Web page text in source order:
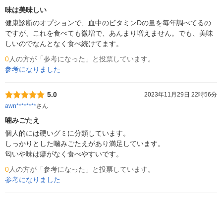
味は美味しい
健康診断のオプションで、血中のビタミンDの量を毎年調べてるの
ですが、これを食べても微増で、あんまり増えません。でも、美味
しいのでなんとなく食べ続けてます。
0人の方が「参考になった」と投票しています。
参考になりました
5.0
2023年11月29日 22時56分
awn********さん
噛みごたえ
個人的には硬いグミに分類しています。
しっかりとした噛みごたえがあり満足しています。
匂いや味は癖がなく食べやすいです。
0人の方が「参考になった」と投票しています。
参考になりました